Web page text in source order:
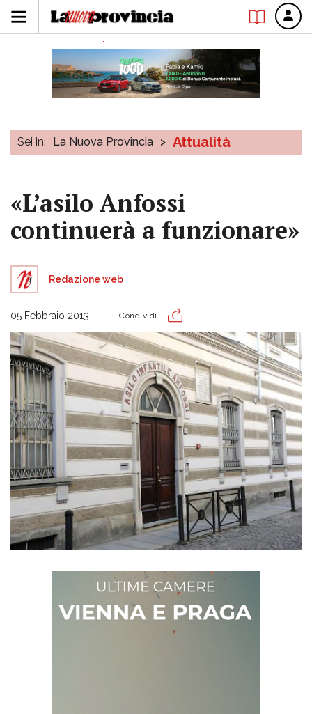
Sei in: La Nuova Provincia > Attualità
«L’asilo Anfossi
continuerà a funzionare»
Redazione web
05 Febbraio 2013 Condividi